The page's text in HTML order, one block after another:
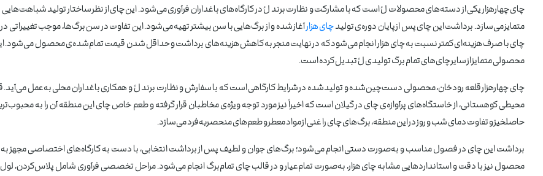
چای چهارهزار یکی از دسته‌های محصولات لُ است که با مشارکت و نظارت برند لُ در کارگاه‌های باغداران فرآوری می‌شود. این چای از نظر ساختار تولید شباهت‌هایی
متمایز می‌سازد. برداشت این چای پس از پایان دوره‌ی تولیدچای هزارآغاز شده و از برگ‌هایی با سن بیشتر تهیه می‌شود. این تفاوت در سن برگ‌ها، موجب
چای با صرف هزینه‌ای کمتر نسبت به چای هزار انجام می‌شود که در نهایت منجر به کاهش هزینه‌های برداشت و حداقل شدن قیمت تمام‌شده‌ی محصول می‌شود. این
محصولی متمایز از سایر چای‌های تمام برگ تولیدی لُ تبدیل کرده است.
چای چهارهزار قلعه رودخان، محصولی دست‌چین‌شده و تولیدشده در شرایط کارگاهی است که با سفارش و نظارت برند لُ و همکاری باغداران محلی به‌عمل می‌آید.
محیطی کوهستانی، از خاستگاه‌های پرآوازه‌ی چای در گیلان است که اخیراً نیز مورد توجه ویژه‌ی مخاطبان قرار گرفته و طعم خاص چای این منطقه آن را به
حاصلخیز و تفاوت دمای شب و روز در این منطقه، برگ‌های چای را غنی از مواد معطر و طعم‌های منحصربه‌فرد می‌سازد.
برداشت این چای در فصول مناسب و به‌صورت دستی انجام می‌شود؛ برگ‌های جوان و لطیف پس از برداشت انتخابی، با دست به کارگاه‌های اختصاصی مجهز به
محصول نیز با دقت و استانداردهایی مشابه چای هزار، به‌صورت تمام‌عیار و در قالب چای تمام‌برگ انجام می‌شود. مراحل تخصصی فرآوری شامل